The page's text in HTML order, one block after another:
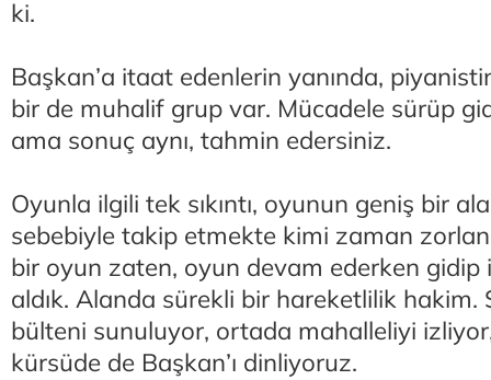
ki.
Başkan’a itaat edenlerin yanında,
bir de muhalif grup var. Mücadele sürüp
ama sonuç aynı, tahmin edersiniz.
Oyunla ilgili tek sıkıntı, oyunun geniş bir
sebebiyle takip etmekte kimi zaman
bir oyun zaten, oyun devam ederken gidip
aldık. Alanda sürekli bir hareketlilik
bülteni sunuluyor, ortada mahalleliyi
kürsüde de Başkan’ı dinliyoruz.